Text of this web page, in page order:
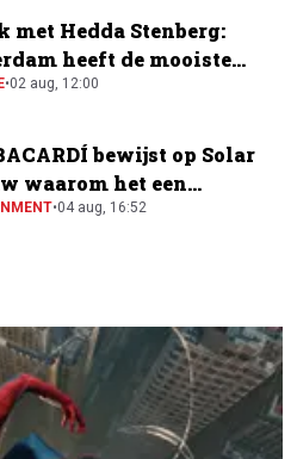
met Hedda Stenberg:
heeft de mooiste
van Europa"
•02 aug, 12:00
bewijst op Solar
waarom het een
is
•04 aug, 16:52